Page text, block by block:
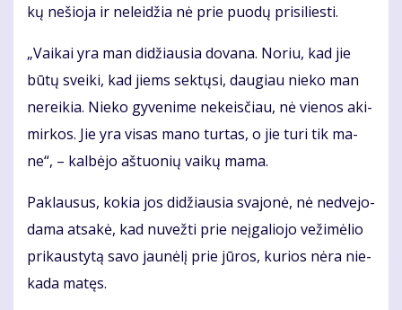
kų ne­šio­ja ir ne­lei­džia nė prie puo­dų pri­si­lies­ti.
„Vai­kai yra man di­džiau­sia do­va­na. No­riu, kad jie
bū­tų svei­ki, kad jiems sek­tų­si, dau­giau nie­ko man
ne­rei­kia. Nie­ko gy­ve­ni­me ne­keis­čiau, nė vie­nos aki­
mir­kos. Jie yra vi­sas ma­no tur­tas, o jie tu­ri tik ma­
ne“, – kal­bė­jo aš­tuo­nių vai­kų ma­ma.
Pa­klau­sus, ko­kia jos di­džiau­sia sva­jo­nė, nė ne­dve­jo­
da­ma at­sa­kė, kad nu­vež­ti prie ne­įga­lio­jo ve­ži­mė­lio
pri­kaus­ty­tą sa­vo jau­nė­lį prie jū­ros, ku­rios nė­ra nie­
ka­da ma­tęs.